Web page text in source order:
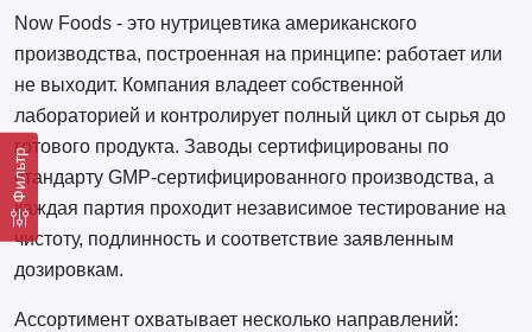
Фильтр
Now Foods - это нутрицевтика американского
производства, построенная на принципе: работает или
не выходит. Компания владеет собственной
лабораторией и контролирует полный цикл от сырья до
готового продукта. Заводы сертифицированы по
стандарту GMP-сертифицированного производства, а
каждая партия проходит независимое тестирование на
чистоту, подлинность и соответствие заявленным
дозировкам.
Ассортимент охватывает несколько направлений: